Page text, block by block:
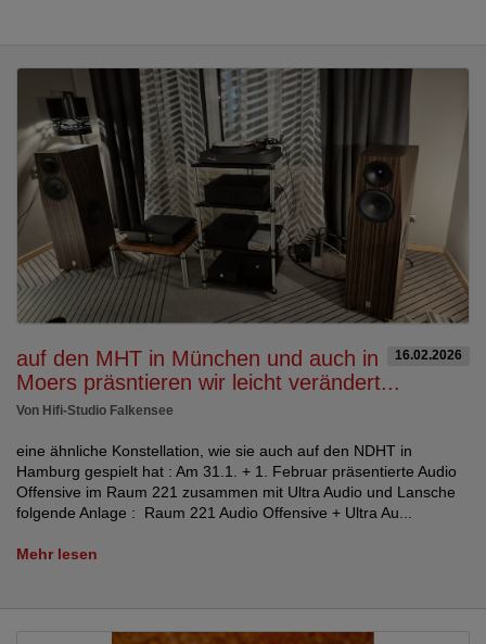
16.02.2026
auf den MHT in München und auch in
Moers präsntieren wir leicht verändert...
Von Hifi-Studio Falkensee
eine ähnliche Konstellation, wie sie auch auf den NDHT in
Hamburg gespielt hat : Am 31.1. + 1. Februar präsentierte Audio
Offensive im Raum 221 zusammen mit Ultra Audio und Lansche
folgende Anlage : Raum 221 Audio Offensive + Ultra Au...
Mehr lesen